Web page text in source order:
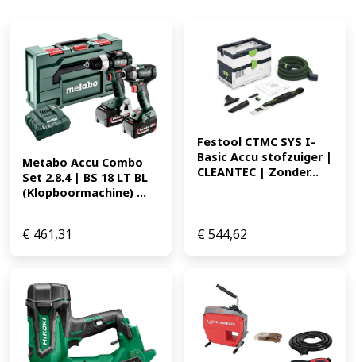
Metabo Accu Combo
Set 2.8.4 | BS 18 LT BL
(Klopboormachine) ...
€ 461,31
Festool CTMC SYS I-
Basic Accu stofzuiger |
CLEANTEC | Zonder...
€544,62